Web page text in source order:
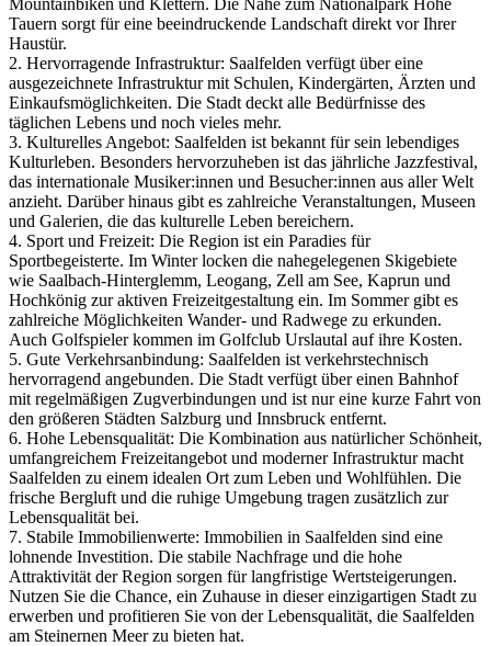
Tauern sorgt für eine beeindruckende Landschaft direkt vor Ihrer
Haustür.
2. Hervorragende Infrastruktur: Saalfelden verfügt über eine
ausgezeichnete Infrastruktur mit Schulen, Kindergärten, Ärzten und
Einkaufsmöglichkeiten. Die Stadt deckt alle Bedürfnisse des
täglichen Lebens und noch vieles mehr.
3. Kulturelles Angebot: Saalfelden ist bekannt für sein lebendiges
Kulturleben. Besonders hervorzuheben ist das jährliche Jazzfestival,
das internationale Musiker:innen und Besucher:innen aus aller Welt
anzieht. Darüber hinaus gibt es zahlreiche Veranstaltungen, Museen
und Galerien, die das kulturelle Leben bereichern.
4. Sport und Freizeit: Die Region ist ein Paradies für
Sportbegeisterte. Im Winter locken die nahegelegenen Skigebiete
wie Saalbach-Hinterglemm, Leogang, Zell am See, Kaprun und
Hochkönig zur aktiven Freizeitgestaltung ein. Im Sommer gibt es
zahlreiche Möglichkeiten Wander- und Radwege zu erkunden.
Auch Golfspieler kommen im Golfclub Urslautal auf ihre Kosten.
5. Gute Verkehrsanbindung: Saalfelden ist verkehrstechnisch
hervorragend angebunden. Die Stadt verfügt über einen Bahnhof
mit regelmäßigen Zugverbindungen und ist nur eine kurze Fahrt von
den größeren Städten Salzburg und Innsbruck entfernt.
6. Hohe Lebensqualität: Die Kombination aus natürlicher Schönheit,
umfangreichem Freizeitangebot und moderner Infrastruktur macht
Saalfelden zu einem idealen Ort zum Leben und Wohlfühlen. Die
frische Bergluft und die ruhige Umgebung tragen zusätzlich zur
Lebensqualität bei.
7. Stabile Immobilienwerte: Immobilien in Saalfelden sind eine
lohnende Investition. Die stabile Nachfrage und die hohe
Attraktivität der Region sorgen für langfristige Wertsteigerungen.
Nutzen Sie die Chance, ein Zuhause in dieser einzigartigen Stadt zu
erwerben und profitieren Sie von der Lebensqualität, die Saalfelden
am Steinernen Meer zu bieten hat.